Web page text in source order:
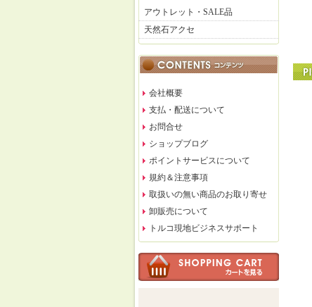
アウトレット・SALE品
天然石アクセ
会社概要
支払・配送について
お問合せ
ショップブログ
ポイントサービスについて
規約＆注意事項
取扱いの無い商品のお取り寄せ
卸販売について
トルコ現地ビジネスサポート